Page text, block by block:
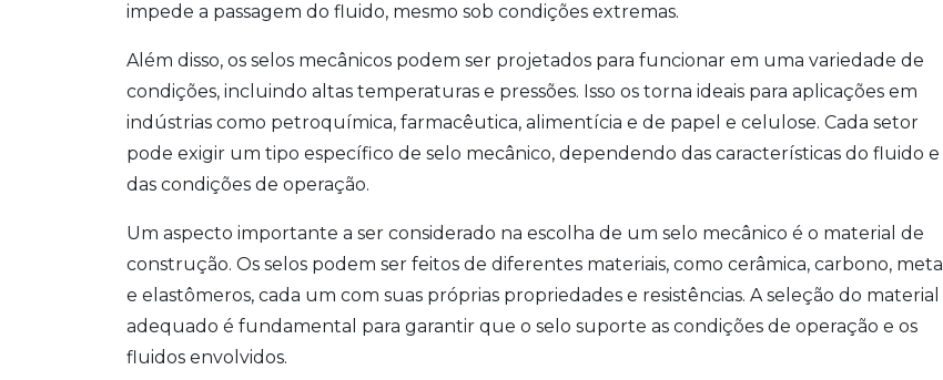
impede a passagem do fluido, mesmo sob condições extremas.
Além disso, os selos mecânicos podem ser projetados para funcionar em uma variedade de
condições, incluindo altas temperaturas e pressões. Isso os torna ideais para aplicações em
indústrias como petroquímica, farmacêutica, alimentícia e de papel e celulose. Cada setor
pode exigir um tipo específico de selo mecânico, dependendo das características do fluido e
das condições de operação.
Um aspecto importante a ser considerado na escolha de um selo mecânico é o material de
construção. Os selos podem ser feitos de diferentes materiais, como cerâmica, carbono, metal
e elastômeros, cada um com suas próprias propriedades e resistências. A seleção do material
adequado é fundamental para garantir que o selo suporte as condições de operação e os
fluidos envolvidos.